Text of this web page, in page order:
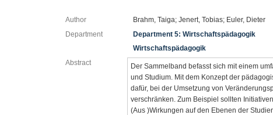
Author
Brahm, Taiga; Jenert, Tobias; Euler, Dieter
Department
Department 5: Wirtschaftspädagogik
Wirtschaftspädagogik
Abstract
Der Sammelband befasst sich mit einem
und Studium. Mit dem Konzept der
dafür, bei der Umsetzung von
verschränken. Zum Beispiel sollten
(Aus )Wirkungen auf den Ebenen der